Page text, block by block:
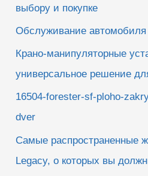
выбору и покупке
Обслуживание автомобиля
Крано-манипуляторные
универсальное решение
16504-forester-sf-ploho-
dver
Самые распространенные
Legacy, о которых вы